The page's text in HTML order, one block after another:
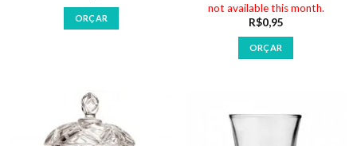
ORÇAR
not available this month.
R$0,95
ORÇAR